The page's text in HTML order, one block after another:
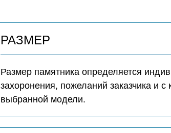
РАЗМЕР
Размер памятника определяется
захоронения, пожеланий заказчика и
выбранной модели.